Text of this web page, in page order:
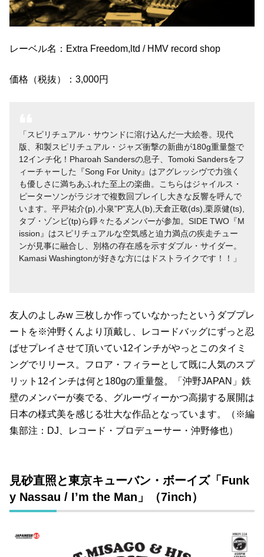
レーベル名：Extra Freedom,ltd / HMV record shop
価格（税抜）：3,000円
スピリチュアル・サウンドに溶け込んだ一大絵巻。現代
版、和製スピリチュアル・ジャズ衝撃の新曲が180g重量盤で
12インチ化！Pharoah Sandersの息子、Tomoki Sandersをフ
ィーチャーした『Song For Unity』はアグレッシヴで力強く
も優しさに満ちあふれた至上の楽曲。こちらはジャイルス・
ピーターソンがラジオで複数回プレイし大きな反響を呼んで
います。平戸祐介(p),小泉”P”克人(b),天倉正敬(ds),栗原健(ts),
タブ・ゾンビ(tp)ら錚々たるメンバーが参加。SIDE TWO『M
ission』はスピリチュアルな空気感と迫力満点の疾走チュー
ンが見事に融合し、別格の存在感を示すダブル・サイダー。
Kamasi Washingtonが好きな方にはドストライクです！！
友人のよしみw 三枚しか作っていなかったというダブプレ
ートを※沖野くんより頂戴し、レコードバッグにずっと忍
ばせプレイさせて頂いてい12インチがやっとこのタイミ
ングでリリース。フロア・フィラーとして既に人気のスプ
リット12インチは何と180gの重量盤。「沖野JAPAN」鉄
壁のメンバーが奏でる、グルーヴィーかつ高揚する展開は
日本の様式美を感じる壮大な作品となっています。（※編
集部注：DJ、レコード・プロデューサー・沖野修也）
見砂直照と東京キューバン・ボーイズ「Funk
y Nassau / I’m the Man」（7inch）